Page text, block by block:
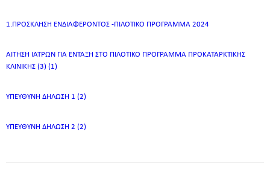
1.ΠΡΟΣΚΛΗΣΗ ΕΝΔΙΑΦΕΡΟΝΤΟΣ -ΠΙΛΟΤΙΚΟ ΠΡΟΓΡΑΜΜΑ 2024
ΑΙΤΗΣΗ ΙΑΤΡΩΝ ΓΙΑ ΕΝΤΑΞΗ ΣΤΟ ΠΙΛΟΤΙΚΟ ΠΡΟΓΡΑΜΜΑ ΠΡΟΚΑΤΑΡΚΤΙΚΗΣ
ΚΛΙΝΙΚΗΣ (3) (1)
ΥΠΕΥΘΥΝΗ ΔΗΛΩΣΗ 1 (2)
ΥΠΕΥΘΥΝΗ ΔΗΛΩΣΗ 2 (2)